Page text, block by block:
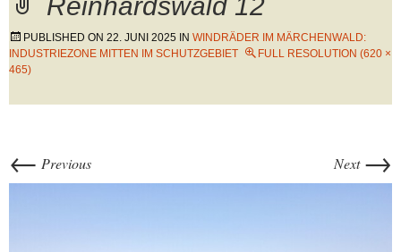
PUBLISHED ON 22. JUNI 2025 IN WINDRÄDER IM MÄRCHENWALD:
INDUSTRIEZONE MITTEN IM SCHUTZGEBIET
FULL RESOLUTION (620 ×
465)
← Previous Next →